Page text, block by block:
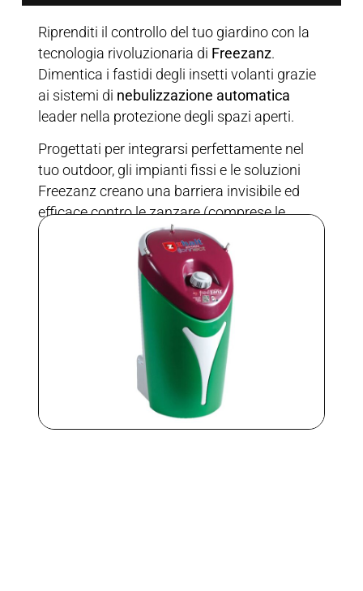
Riprenditi il controllo del tuo giardino con la
tecnologia rivoluzionaria di Freezanz.
Dimentica i fastidi degli insetti volanti grazie
ai sistemi di nebulizzazione automatica
leader nella protezione degli spazi aperti.
Progettati per integrarsi perfettamente nel
tuo outdoor, gli impianti fissi e le soluzioni
Freezanz creano una barriera invisibile ed
efficace contro le zanzare (comprese le
zanzare tigre), utilizzando formulati a basso
impatto ambientale e programmati per agire
nei momenti strategici. Goditi il tuo relax
all’aria aperta, al resto ci pensa Freezanz.